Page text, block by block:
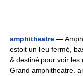
amphitheatre —
estoit un lieu fermé,
& destiné pour voir les
Grand amphitheatre.